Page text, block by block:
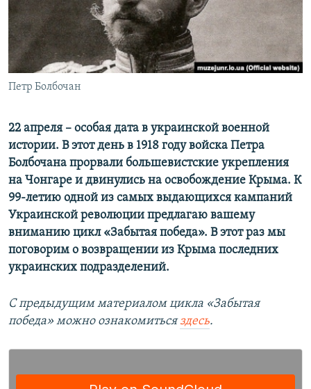
ПОБЕДИТЕЛЕЙ НЕ СУДЯТ?
КРЫМ.НЕПОКОРЕННЫЙ
ELIFBE
УКРАИНСКАЯ ПРОБЛЕМА КРЫМА
ПРИСОЕДИНЯЙТЕСЬ!
Петр Болбочан
22 апреля – особая дата в украинской военной
истории. В этот день в 1918 году войска Петра
Болбочана прорвали большевистские укрепления
на Чонгаре и двинулись на освобождение Крыма. К
99-летию одной из самых выдающихся кампаний
Украинской революции предлагаю вашему
вниманию цикл «Забытая победа». В этот раз мы
поговорим о возвращении из Крыма последних
украинских подразделений.
С предыдущим материалом цикла «Забытая
победа» можно ознакомитьсяздесь.